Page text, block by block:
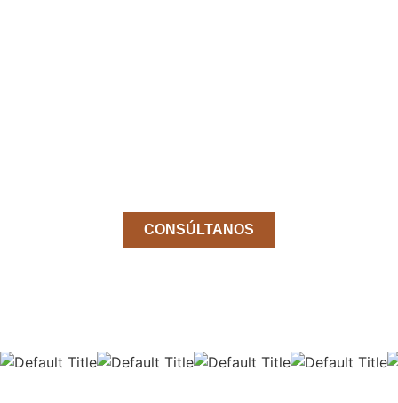
CONSÚLTANOS